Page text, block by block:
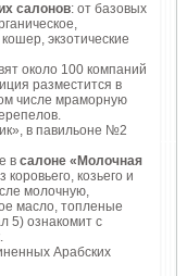
салонов: от базовых
экзотические
около 100 компаний
разместится в
числе мраморную
в павильоне №2
в салоне «Молочная
козьего и
молочную,
масло, топленые
5) ознакомит с
Арабских